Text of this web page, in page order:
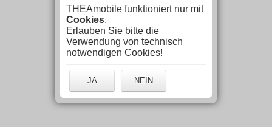
THEAmobile funktioniert nur mit
Cookies.
Erlauben Sie bitte die
Verwendung von technisch
notwendigen Cookies!
JA NEIN